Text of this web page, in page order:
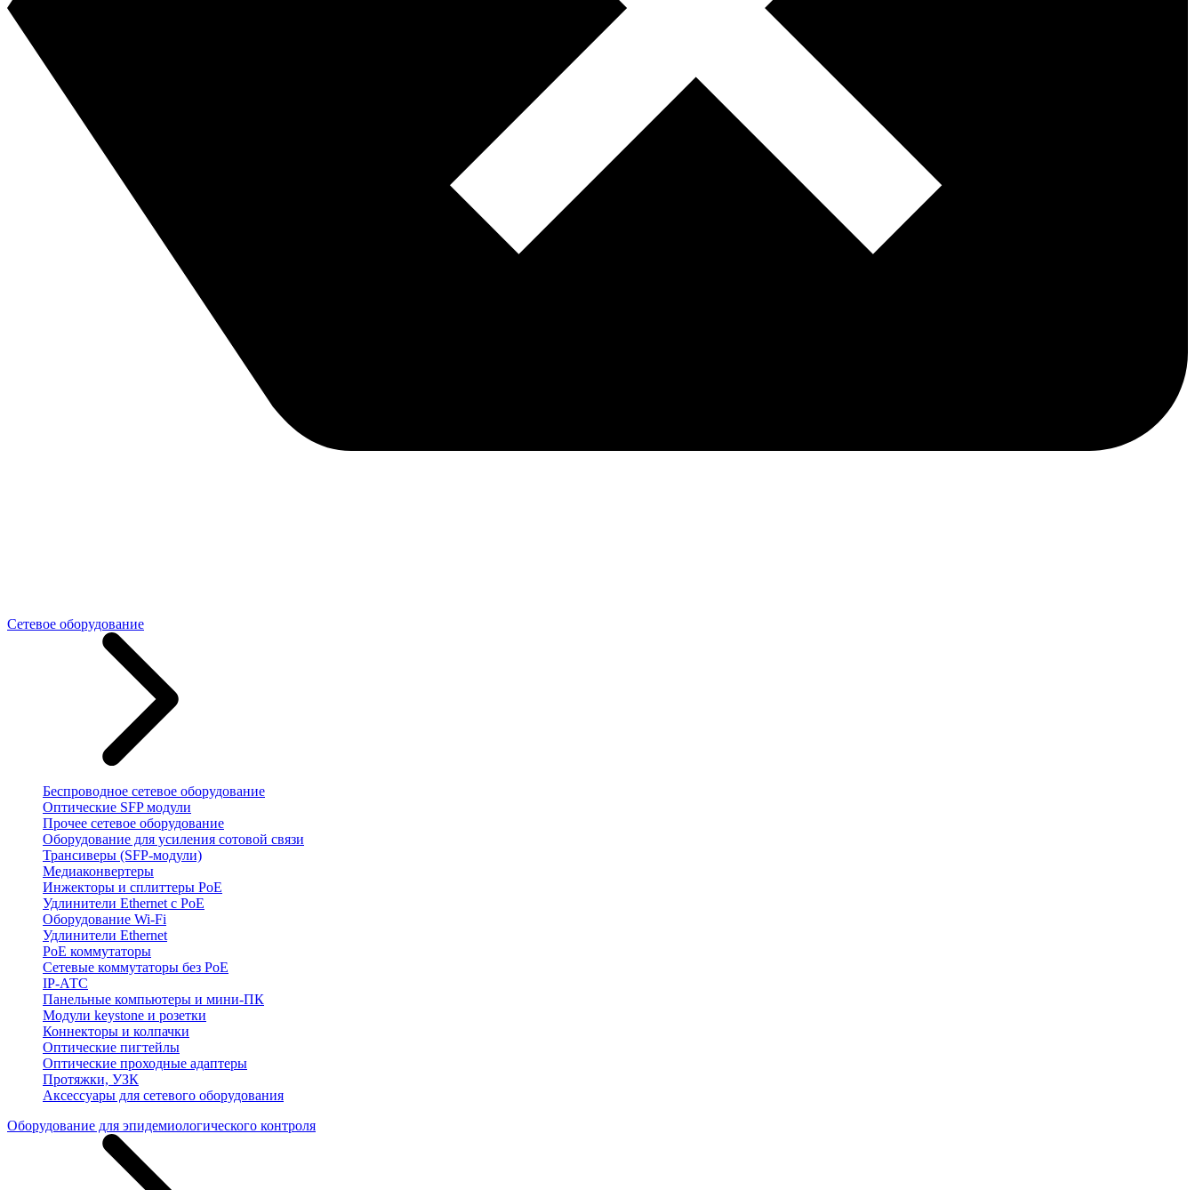
Сетевое оборудование
Беспроводное сетевое оборудование
Оптические SFP модули
Прочее сетевое оборудование
Оборудование для усиления сотовой связи
Трансиверы (SFP-модули)
Медиаконвертеры
Инжекторы и сплиттеры PoE
Удлинители Ethernet с PoE
Оборудование Wi-Fi
Удлинители Ethernet
PoE коммутаторы
Сетевые коммутаторы без PoE
IP-АТС
Панельные компьютеры и мини-ПК
Модули keystone и розетки
Коннекторы и колпачки
Оптические пигтейлы
Оптические проходные адаптеры
Протяжки, УЗК
Аксессуары для сетевого оборудования
Оборудование для эпидемиологического контроля